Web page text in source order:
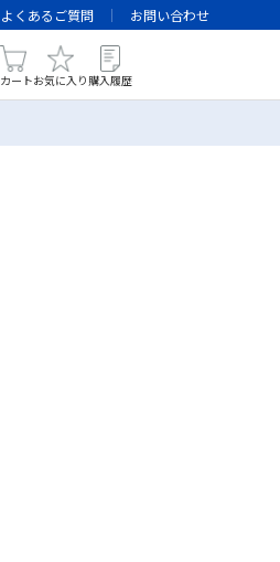
よくあるご質問 お問い合わせ
カートお気に入り 購入履歴